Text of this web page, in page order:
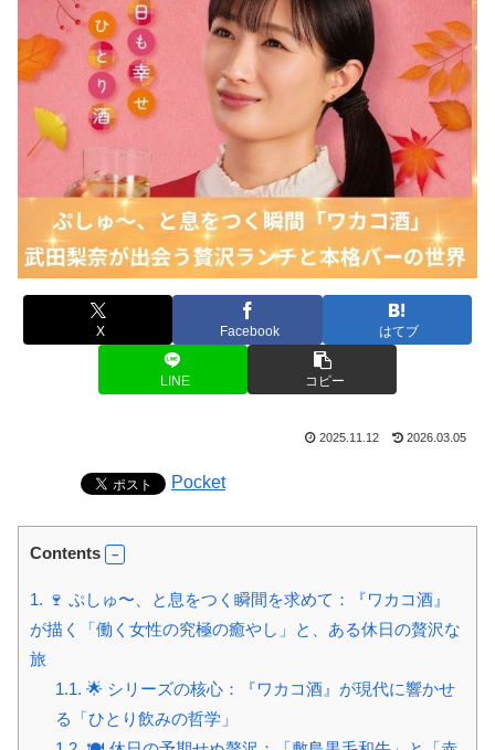
X Facebook はてブ
LINE コピー
2025.11.12 2026.03.05
Pocket
Contents
1. 🍷 ぷしゅ〜、と息をつく瞬間を求めて：『ワカコ酒』
が描く「働く女性の究極の癒やし」と、ある休日の贅沢な
旅
1.1. 🌟 シリーズの核心：『ワカコ酒』が現代に響かせ
る「ひとり飲みの哲学」